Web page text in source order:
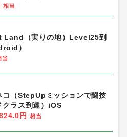
相当
Land（実りの地）Level25到
）
当
コ（StepUpミッションで闘技
クラス到達）iOS
円
相当